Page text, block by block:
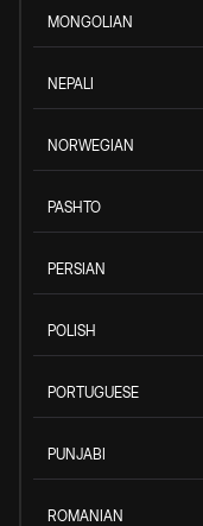
MONGOLIAN
NEPALI
NORWEGIAN
PASHTO
PERSIAN
POLISH
PORTUGUESE
PUNJABI
ROMANIAN